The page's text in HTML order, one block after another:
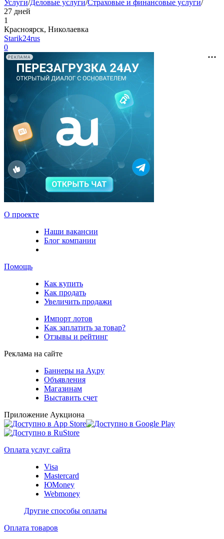
Услуги/Деловые услуги/Страховые и финансовые услуги/
27 дней
1
Красноярск, Николаевка
Starik24rus
0
РЕКЛАМА
О проекте
Наши вакансии
Блог компании
Помощь
Как купить
Как продать
Увеличить продажи
Импорт лотов
Как заплатить за товар?
Отзывы и рейтинг
Реклама на сайте
Баннеры на Ау.ру
Объявления
Магазинам
Выставить счет
Приложение Аукциона
Оплата услуг сайта
Visa
Mastercard
ЮMoney
Webmoney
Другие способы оплаты
Оплата товаров